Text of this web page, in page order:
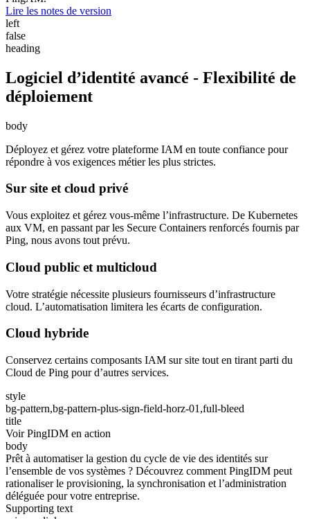
Lire les notes de version
left
false
heading
Logiciel d’identité avancé - Flexibilité de
déploiement
body
Déployez et gérez votre plateforme IAM en toute confiance pour
répondre à vos exigences métier les plus strictes.
Sur site et cloud privé
Vous exploitez et gérez vous-même l’infrastructure. De Kubernetes
aux VM, en passant par les Secure Containers renforcés fournis par
Ping, nous avons tout prévu.
Cloud public et multicloud
Votre stratégie nécessite plusieurs fournisseurs d’infrastructure
cloud. L’automatisation limitera les écarts de configuration.
Cloud hybride
Conservez certains composants IAM sur site tout en tirant parti du
Cloud de Ping pour d’autres services.
style
bg-pattern,bg-pattern-plus-sign-field-horz-01,full-bleed
title
Voir PingIDM en action
body
Prêt à automatiser la gestion du cycle de vie des identités sur
l’ensemble de vos systèmes ? Découvrez comment PingIDM peut
rationaliser le provisioning, la synchronisation et l’administration
déléguée pour votre entreprise.
Supporting text